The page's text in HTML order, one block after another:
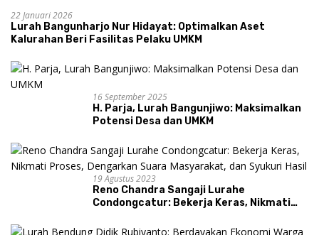
22 Januari 2026
Lurah Bangunharjo Nur Hidayat: Optimalkan Aset
Kalurahan Beri Fasilitas Pelaku UMKM
16 September 2025
H. Parja, Lurah Bangunjiwo: Maksimalkan
Potensi Desa dan UMKM
19 Agustus 2023
Reno Chandra Sangaji Lurahe
Condongcatur: Bekerja Keras, Nikmati
dan Syukuri Hasil